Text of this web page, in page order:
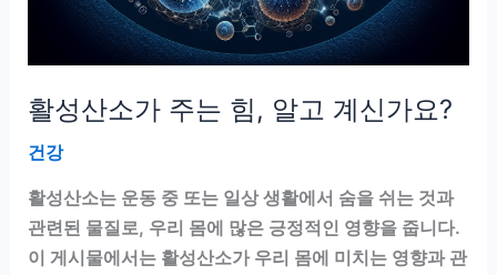
활성산소가 주는 힘, 알고 계신가요?
건강
활성산소는 운동 중 또는 일상 생활에서 숨을 쉬는 것과
관련된 물질로, 우리 몸에 많은 긍정적인 영향을 줍니다.
이 게시물에서는 활성산소가 우리 몸에 미치는 영향과 관